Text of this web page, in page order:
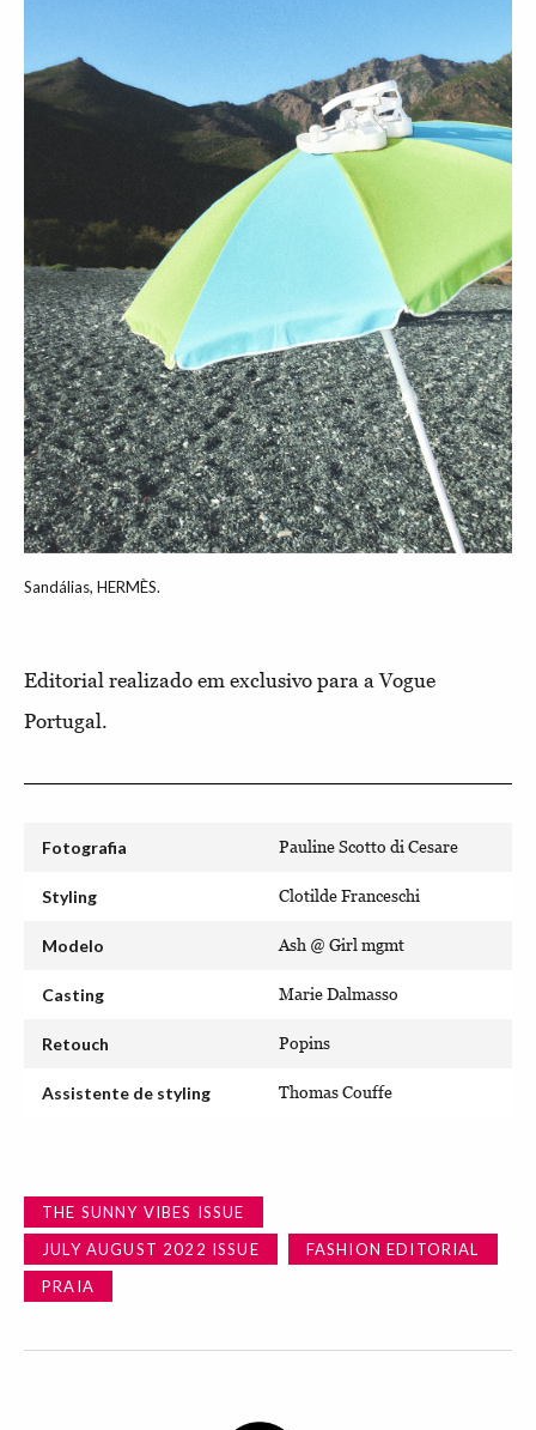
Sandálias, HERMÈS.
Editorial realizado em exclusivo para a Vogue
Portugal.
Fotografia Pauline Scotto di Cesare
Styling Clotilde Franceschi
Modelo Ash @ Girl mgmt
Casting Marie Dalmasso
Retouch Popins
Assistente de styling Thomas Couffe
THE SUNNY VIBES ISSUE
JULY AUGUST 2022 ISSUE
FASHION EDITORIAL
PRAIA